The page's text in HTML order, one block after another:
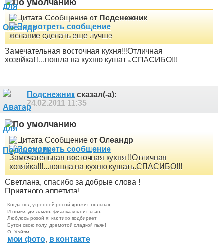
Сообщение от Подснежник
желание сделать еще лучше
Замечательная восточная кухня!!!Отличная
хозяйка!!!...пошла на кухню кушать.СПАСИБО!!!
Подснежник сказал(-а):
24.02.2011 11:35
Сообщение от Олеандр
Замечательная восточная кухня!!!Отличная
хозяйка!!!...пошла на кухню кушать.СПАСИБО!!!
Светлана, спасибо за добрые слова !
Приятного аппетита!
Когда под утренней росой дрожит тюльпан,
И низко, до земли, фиалка клонит стан,
Любуюсь розой я: как тихо подбирает
Бутон свою полу, дремотой сладкой пьян!
О. Хайям
мои фото, в контакте